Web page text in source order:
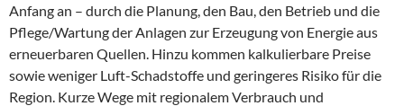
Anfang an – durch die Planung, den Bau, den Betrieb und die
Pflege/Wartung der Anlagen zur Erzeugung von Energie aus
erneuerbaren Quellen. Hinzu kommen kalkulierbare Preise
sowie weniger Luft-Schadstoffe und geringeres Risiko für die
Region. Kurze Wege mit regionalem Verbrauch und